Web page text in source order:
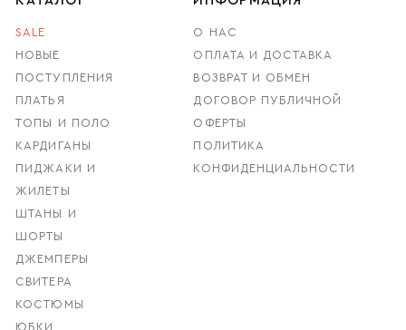
SALE
НОВЫЕ
ПОСТУПЛЕНИЯ
ПЛАТЬЯ
ТОПЫ И ПОЛО
КАРДИГАНЫ
ПИДЖАКИ И
ЖИЛЕТЫ
ШТАНЫ И
ШОРТЫ
ДЖЕМПЕРЫ
СВИТЕРА
КОСТЮМЫ
ЮБКИ
О НАС
ОПЛАТА И ДОСТАВКА
ВОЗВРАТ И ОБМЕН
ДОГОВОР ПУБЛИЧНОЙ
ОФЕРТЫ
ПОЛИТИКА
КОНФИДЕНЦИАЛЬНОСТИ